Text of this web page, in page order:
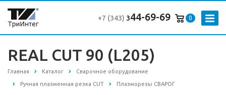
0
+7 (343) 344-69-69
REAL CUT 90 (L205)
Главная Каталог Сварочное оборудование
Ручная плазменная резка CUT Плазморезы СВАРОГ